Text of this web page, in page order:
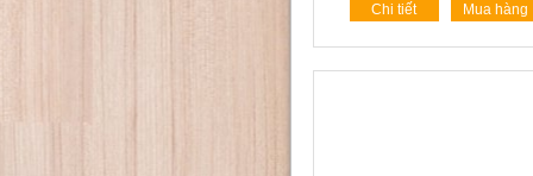
Chi tiết
Mua hàng